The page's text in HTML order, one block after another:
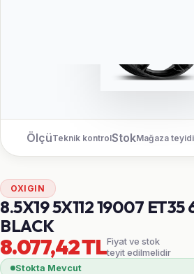
ÖlçüTeknik kontrolStokMağaza teyidi
OXIGIN
8.5X19 5X112 19007 ET35
BLACK
8.077,42 TLFiyat ve stok
teyit edilmelidir
Stokta Mevcut